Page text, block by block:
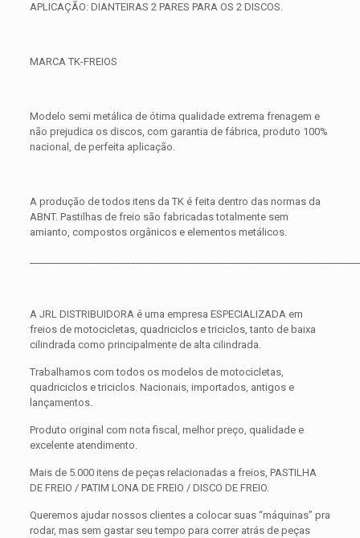
APLICAÇÃO: DIANTEIRAS 2 PARES PARA OS 2 DISCOS.
MARCA TK-FREIOS
Modelo semi metálica de ótima qualidade extrema frenagem e
não prejudica os discos, com garantia de fábrica, produto 100%
nacional, de perfeita aplicação.
A produção de todos itens da TK é feita dentro das normas da
ABNT. Pastilhas de freio são fabricadas totalmente sem
amianto, compostos orgânicos e elementos metálicos.
A JRL DISTRIBUIDORA é uma empresa ESPECIALIZADA em
freios de motocicletas, quadriciclos e triciclos, tanto de baixa
cilindrada como principalmente de alta cilindrada.
Trabalhamos com todos os modelos de motocicletas,
quadriciclos e triciclos. Nacionais, importados, antigos e
lançamentos.
Produto original com nota fiscal, melhor preço, qualidade e
excelente atendimento.
Mais de 5.000 itens de peças relacionadas a freios, PASTILHA
DE FREIO / PATIM LONA DE FREIO / DISCO DE FREIO.
Queremos ajudar nossos clientes a colocar suas “máquinas” pra
rodar, mas sem gastar seu tempo para correr atrás de peças